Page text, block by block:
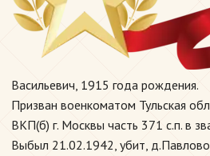
Васильевич, 1915 года рождения.
Призван военкоматом Тульская
ВКП(б) г. Москвы часть 371 с.п. в
Выбыл 21.02.1942, убит,